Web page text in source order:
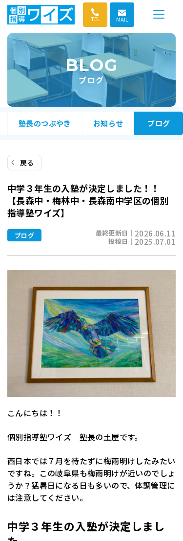
コ
ッ
TEL MAIL
BLOG
ブログ
塾長のつぶやき お知らせ ブログ
戻る
中学３年生の入塾が決定しました！！
【長森中・梅林中・長森南中学区の個別
指導塾ワイズ】
ブログ
投稿日｜ 2025.07.01
最終更新日｜ 2026.06.11
こんにちは！！
個別指導塾ワイズ 塾長の土屋です。
西日本では７月を待たずに梅雨明けしたみたい
ですね。この岐阜県も梅雨明けが近いのでしょ
うか？猛暑日になる日も多いので、体調管理に
は注意してください。
中学３年生の入塾が決定しまし